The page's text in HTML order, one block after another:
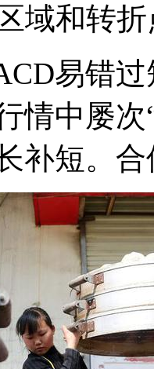
域和转
易错
情中屡
补短。合